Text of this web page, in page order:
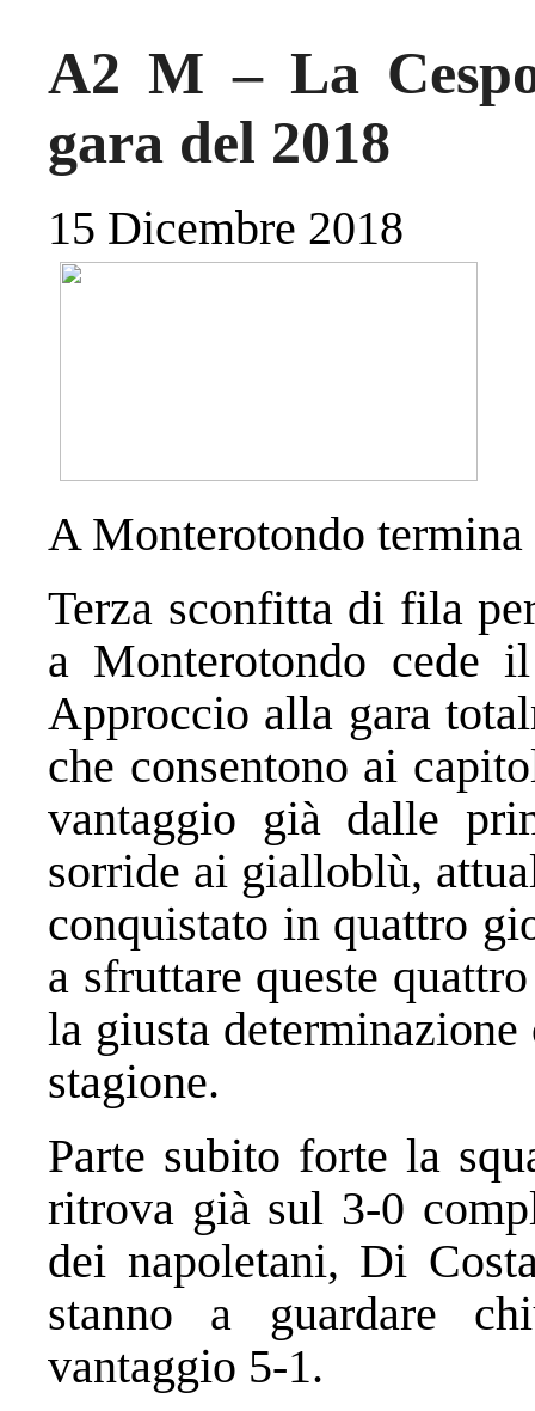
A2 M – La
gara del 2018
15 Dicembre 2018
A Monterotondo
Terza sconfitta di fila
a Monterotondo cede
Approccio alla gara
che consentono ai
vantaggio già dalle
sorride ai gialloblù,
conquistato in quattro
a sfruttare queste
la giusta
stagione.
Parte subito forte la
ritrova già sul 3-0
dei napoletani, Di
stanno a guardare
vantaggio 5-1.